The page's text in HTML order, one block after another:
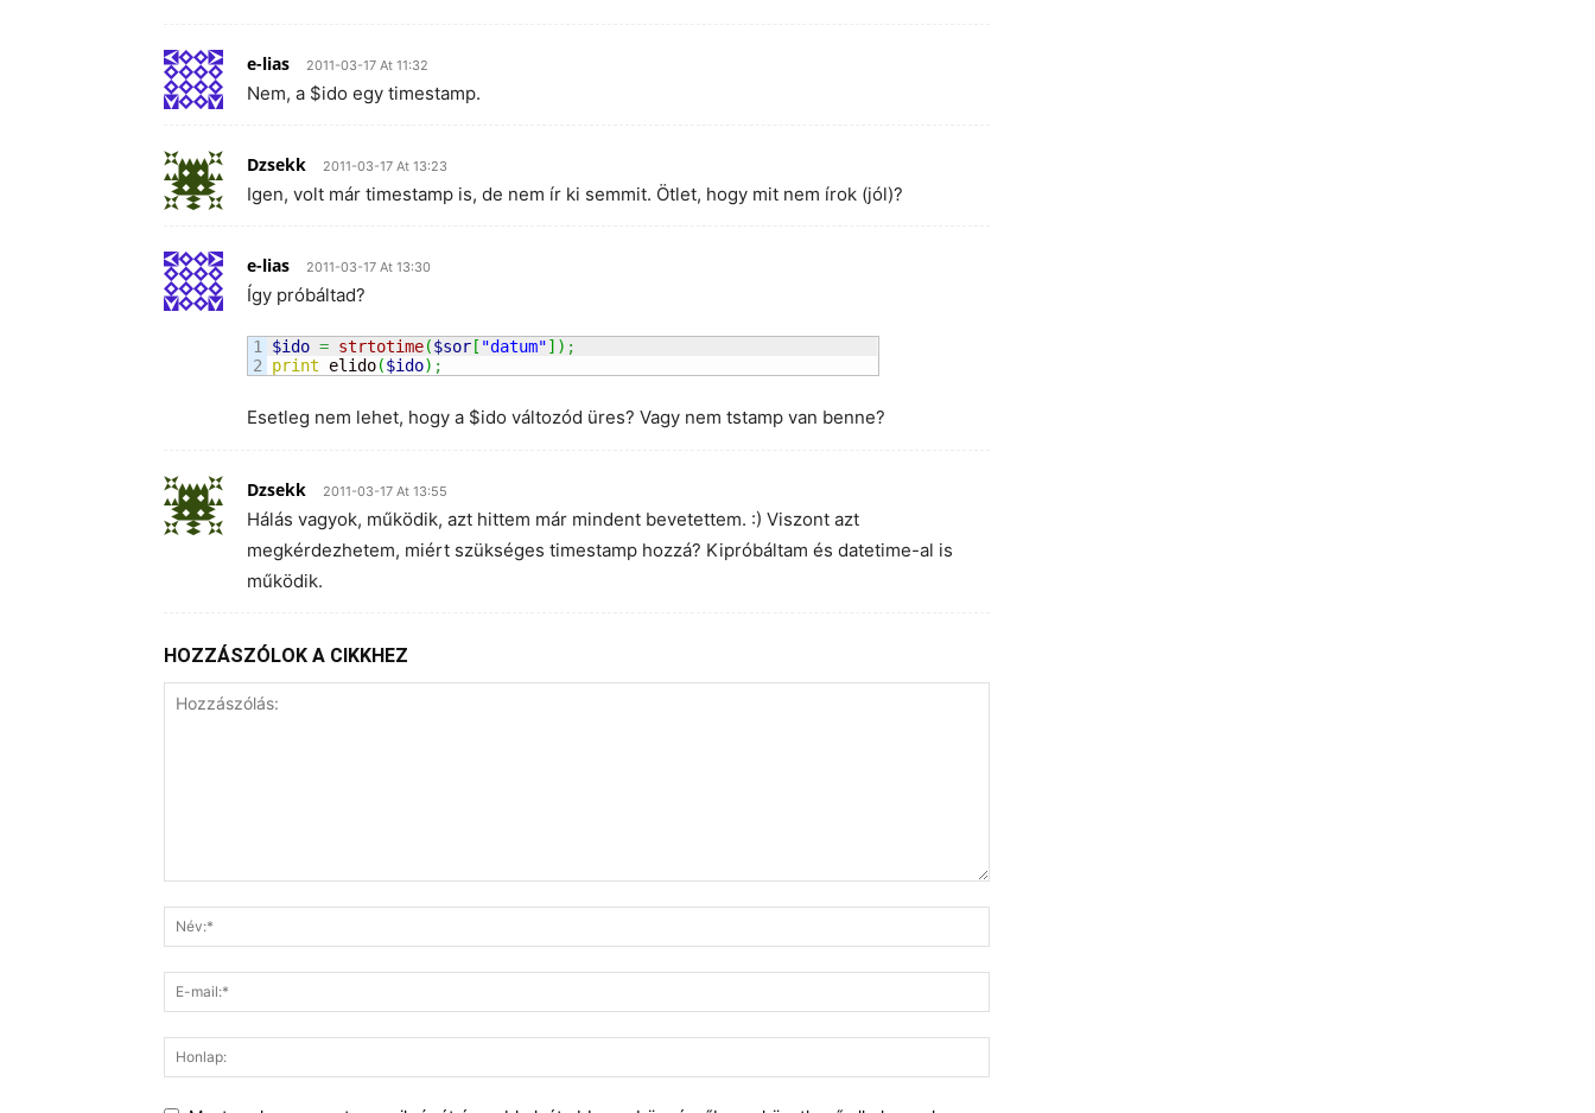
e-lias 2011-03-17 At 11:32
Nem, a $ido egy timestamp.
Dzsekk 2011-03-17 At 13:23
Igen, volt már timestamp is, de nem ír ki semmit. Ötlet, hogy mit nem írok (jól)?
e-lias 2011-03-17 At 13:30
Így próbáltad?
1
$ido = strtotime($sor[ "datum"] ) ;
print elido($ido) ;
Esetleg nem lehet, hogy a $ido változód üres? Vagy nem tstamp van benne?
Dzsekk 2011-03-17 At 13:55
Hálás vagyok, működik, azt hittem már mindent bevetettem. :) Viszont azt
megkérdezhetem, miért szükséges timestamp hozzá? Kipróbáltam és datetime-al is
működik.
HOZZÁSZÓLOK A CIKKHEZ